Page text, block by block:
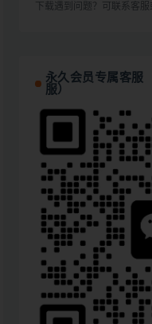
下载遇到问题？可联系客
永久会员专属客服
服）